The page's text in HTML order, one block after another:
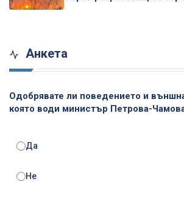
Анкета
Одобрявате ли поведението и
която води министър Петрова-
Да
Не